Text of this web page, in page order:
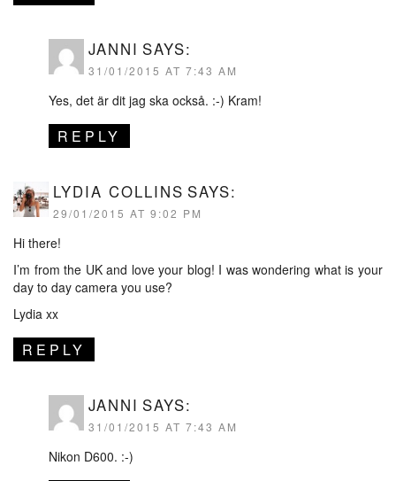
JANNI SAYS:
31/01/2015 AT 7:43 AM
Yes, det är dit jag ska också. :-) Kram!
REPLY
LYDIA COLLINS SAYS:
29/01/2015 AT 9:02 PM
Hi there!
I’m from the UK and love your blog! I was wondering what is your
day to day camera you use?
Lydia xx
REPLY
JANNI SAYS:
31/01/2015 AT 7:43 AM
Nikon D600. :-)